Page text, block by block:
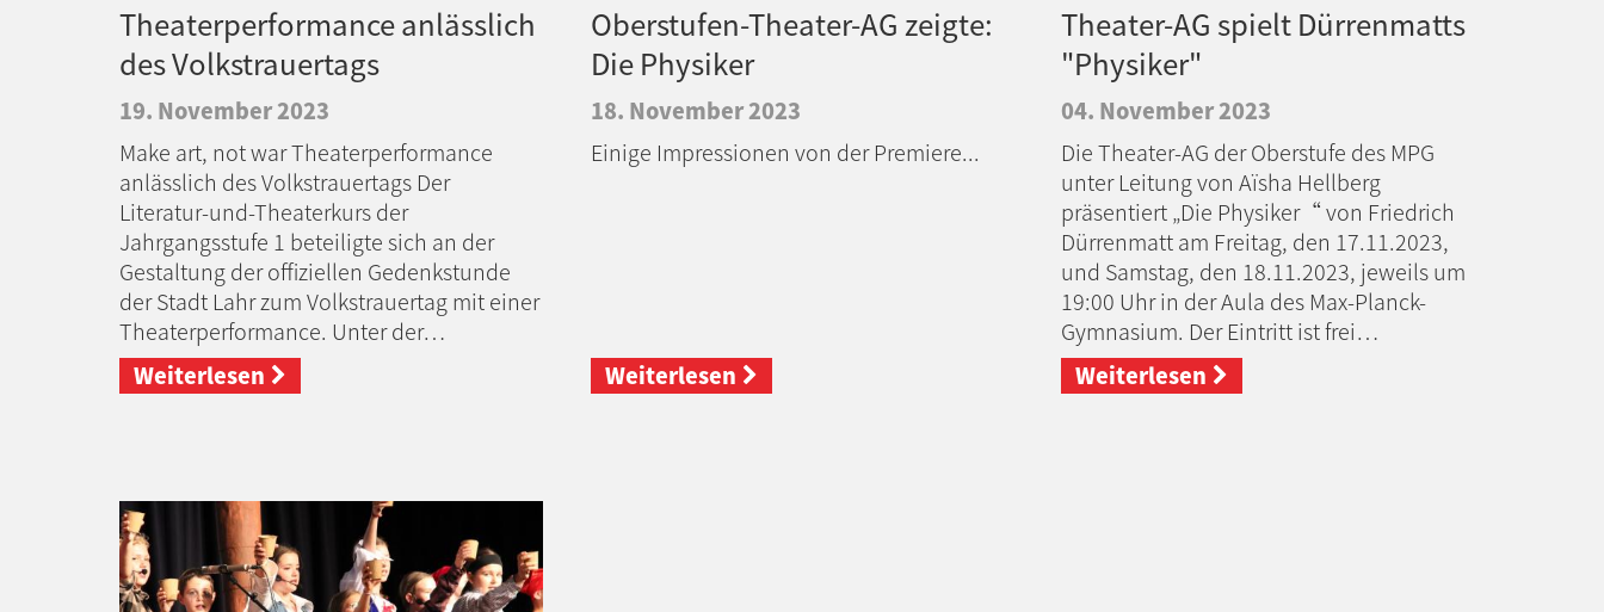
Theaterperformance anlässlich
des Volkstrauertags
19. November 2023
Make art, not war Theaterperformance
anlässlich des Volkstrauertags Der
Literatur-und-Theaterkurs der
Jahrgangsstufe 1 beteiligte sich an der
Gestaltung der offiziellen Gedenkstunde
der Stadt Lahr zum Volkstrauertag mit einer
Theaterperformance. Unter der…
Weiterlesen
Oberstufen-Theater-AG zeigte:
Die Physiker
18. November 2023
Einige Impressionen von der Premiere...
Weiterlesen
Theater-AG spielt Dürrenmatts
"Physiker"
04. November 2023
Die Theater-AG der Oberstufe des MPG
unter Leitung von Aïsha Hellberg
präsentiert „Die Physiker“ von Friedrich
Dürrenmatt am Freitag, den 17.11.2023,
und Samstag, den 18.11.2023, jeweils um
19:00 Uhr in der Aula des Max-Planck-
Gymnasium. Der Eintritt ist frei…
Weiterlesen